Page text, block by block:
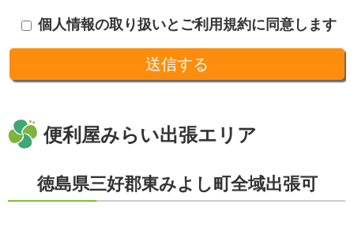
範囲を限定し、適切に取り扱います。収集した個人情報は、法令に基づく命
十分な個人情報保護の水準を備える者を選び、また、契約等によって保護水
準を守るよう定めた上で、指導・管理を実施し、適切に取り扱います。
す。個人情報の滅失、き損、漏えいおよび不正アクセスなどの予防ならびに
是正。当方は、お客様の個人情報を厳格に管理し、滅失、き損、漏えいや不
情報の取扱いと運用に関する具体的ルールを定め、責任者を設けます。
個人情報に関する法令およびその他の規範の遵守
当社の役員、社員、協働者は、個人情報保護や通信の秘密に関する法令やガ
個人情報の取り扱いとご利用規約に同意します
便利屋みらい出張エリア
徳島県三好郡東みよし町全域出張可